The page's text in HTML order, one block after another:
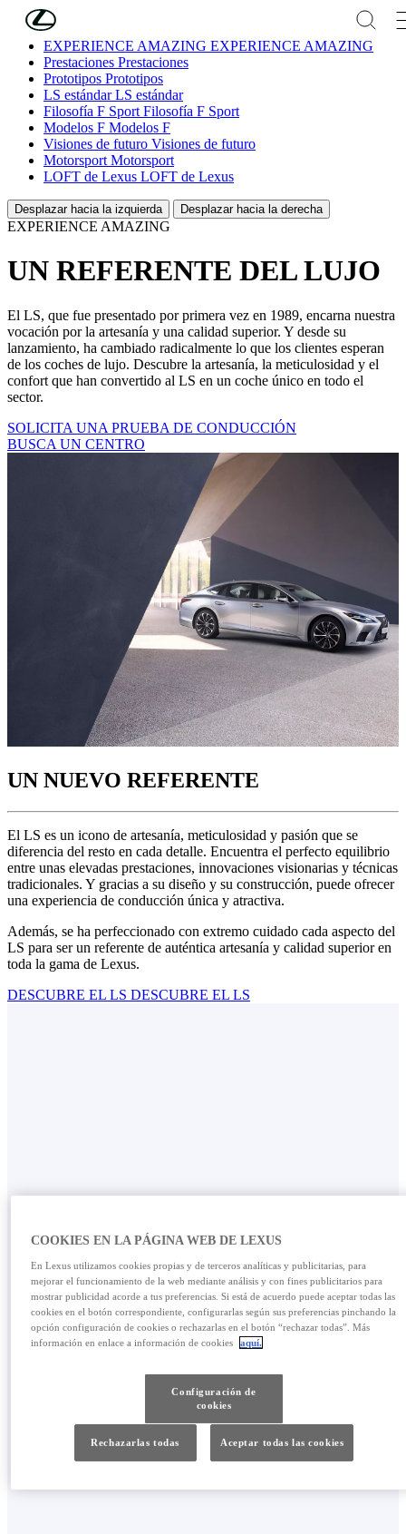
Skip to Main Content
EXPERIENCE AMAZING EXPERIENCE AMAZING
Prestaciones Prestaciones
Prototipos Prototipos
LS estándarLS estándar
Filosofía F Sport Filosofía F Sport
Modelos F Modelos F
Visiones de futuro Visiones de futuro
Motorsport Motorsport
LOFT de Lexus LOFT de Lexus
Desplazar hacia la izquierda Desplazar hacia la derecha
EXPERIENCE AMAZING
UN REFERENTE DEL LUJO
El LS, que fue presentado por primera vez en 1989, encarna nuestra
vocación por la artesanía y una calidad superior. Y desde su
lanzamiento, ha cambiado radicalmente lo que los clientes esperan
de los coches de lujo. Descubre la artesanía, la meticulosidad y el
confort que han convertido al LS en un coche único en todo el
sector.
SOLICITA UNA PRUEBA DE CONDUCCIÓN
BUSCA UN CENTRO
UN NUEVO REFERENTE
El LS es un icono de artesanía, meticulosidad y pasión que se
diferencia del resto en cada detalle. Encuentra el perfecto equilibrio
entre unas elevadas prestaciones, innovaciones visionarias y técnicas
tradicionales. Y gracias a su diseño y su construcción, puede ofrecer
una experiencia de conducción única y atractiva.
Además, se ha perfeccionado con extremo cuidado cada aspecto del
LS para ser un referente de auténtica artesanía y calidad superior en
toda la gama de Lexus.
DESCUBRE EL LS DESCUBRE EL LS
EXPERIENCIA DE PURO LUJO
LA BIENVENIDA PERFECTA
COOKIES EN LA PÁGINA WEB DE LEXUS
En Lexus utilizamos cookies propias y de terceros analíticas y publicitarias, para
mejorar el funcionamiento de la web mediante análisis y con fines publicitarios para
mostrar publicidad acorde a tus preferencias. Si está de acuerdo puede aceptar todas las
cookies en el botón correspondiente, configurarlas según sus preferencias pinchando la
opción configuración de cookies o rechazarlas en el botón “rechazar todas”. Más
información en enlace a información de cookies
aquí.
Configuración de
cookies
Rechazarlas todas Aceptar todas las cookies